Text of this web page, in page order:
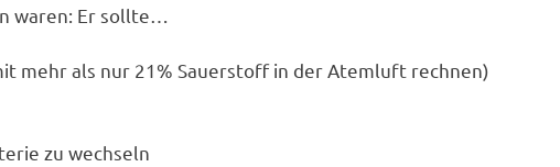
waren: Er sollte…
mehr als nur 21% Sauerstoff in der Atemluft rechnen)
zu wechseln